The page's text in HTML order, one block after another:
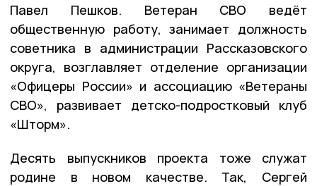
Павел Пешков. Ветеран СВО ведёт
общественную работу, занимает должность
советника в администрации Рассказовского
округа, возглавляет отделение организации
«Офицеры России» и ассоциацию «Ветераны
СВО», развивает детско-подростковый клуб
«Шторм».
Десять выпускников проекта тоже служат
родине в новом качестве. Так, Сергей